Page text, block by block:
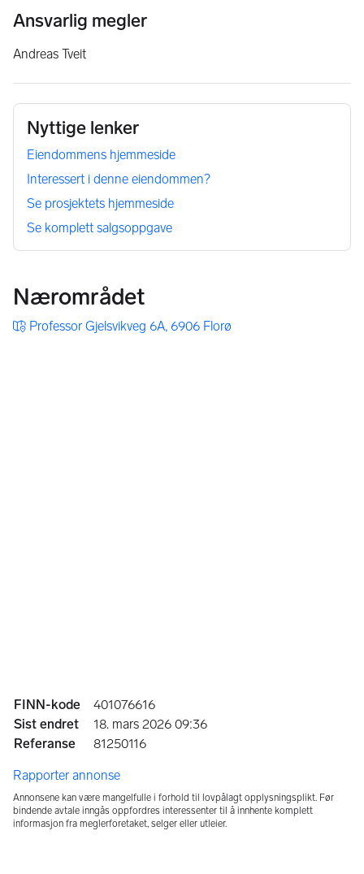
Ansvarlig megler
Andreas Tveit
Nyttige lenker
Eiendommens hjemmeside
Interessert i denne eiendommen?
Se prosjektets hjemmeside
Se komplett salgsoppgave
Nærområdet
Professor Gjelsvikveg 6A, 6906 Florø
Annonseinformasjon
FINN-kode
401076616
Sist endret
18. mars 2026 09:36
Referanse
81250116
Rapporter annonse
Annonsene kan være mangelfulle i forhold til lovpålagt opplysningsplikt. Før
bindende avtale inngås oppfordres interessenter til å innhente komplett
informasjon fra meglerforetaket, selger eller utleier.